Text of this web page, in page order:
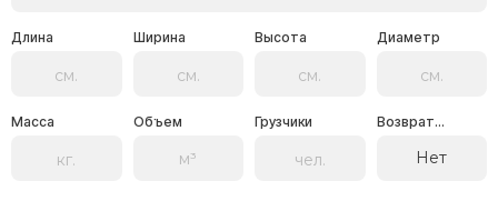
Длина Ширина Высота Диаметр
Масса Объем Грузчики Возврат...
Нет